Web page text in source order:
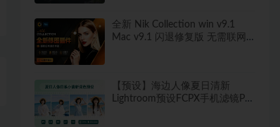
全新 Nik Collection win v9.1
Mac v9.1 闪退修复版 无需联网
【预设】海边人像夏日清新
Lightroom预设FCPX手机滤镜PR